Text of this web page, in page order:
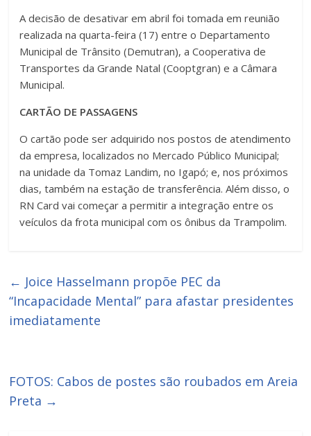
A decisão de desativar em abril foi tomada em reunião
realizada na quarta-feira (17) entre o Departamento
Municipal de Trânsito (Demutran), a Cooperativa de
Transportes da Grande Natal (Cooptgran) e a Câmara
Municipal.
CARTÃO DE PASSAGENS
O cartão pode ser adquirido nos postos de atendimento
da empresa, localizados no Mercado Público Municipal;
na unidade da Tomaz Landim, no Igapó; e, nos próximos
dias, também na estação de transferência. Além disso, o
RN Card vai começar a permitir a integração entre os
veículos da frota municipal com os ônibus da Trampolim.
← Joice Hasselmann propõe PEC da
“Incapacidade Mental” para afastar presidentes
imediatamente
FOTOS: Cabos de postes são roubados em Areia
Preta →